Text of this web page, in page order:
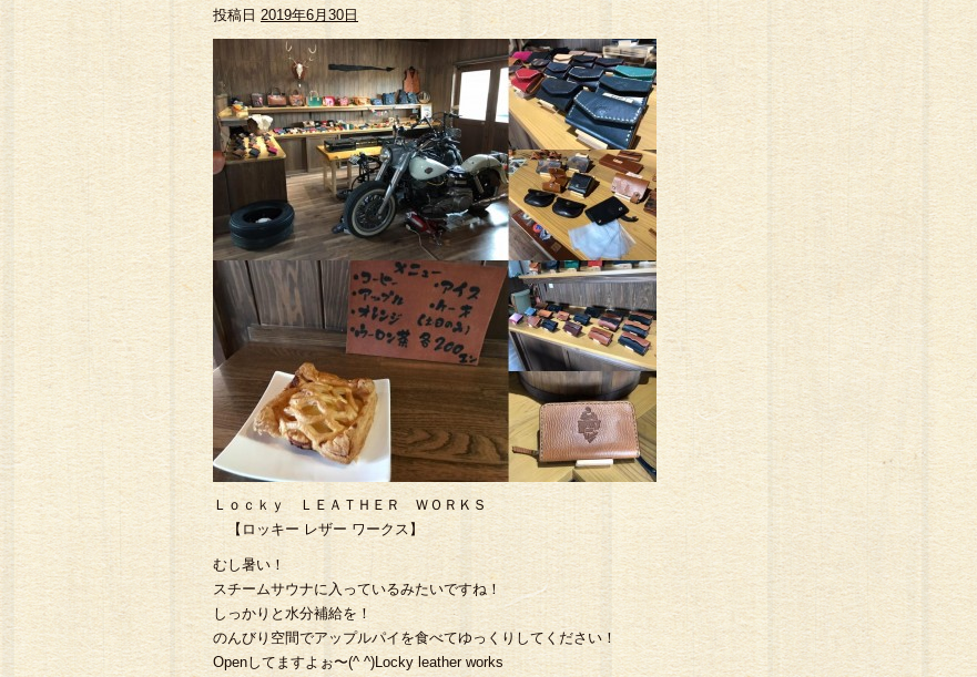
のんびり空間#熊本#菊池市#七城#leather# レザー#革#ハンドメイド#財布#
ロングウォレット#コインケ ース#バッグ#ハーレー#shovel-head#silver#シ
ルバーアクセサリ ー#バングル#フェザー#指輪#cafe#コーヒー#ツーリング
#トラ ッカーウォレット#スイーツ
投稿日 2019年6月30日
Ｌｏｃｋｙ ＬＥＡＴＨＥＲ ＷＯＲＫＳ
【ロッキー レザー ワークス】
むし暑い！
スチームサウナに入っているみたいですね！
しっかりと水分補給を！
のんびり空間でアップルパイを食べてゆっくりしてください！
Openしてますよぉ〜(^ ^)Locky leather works